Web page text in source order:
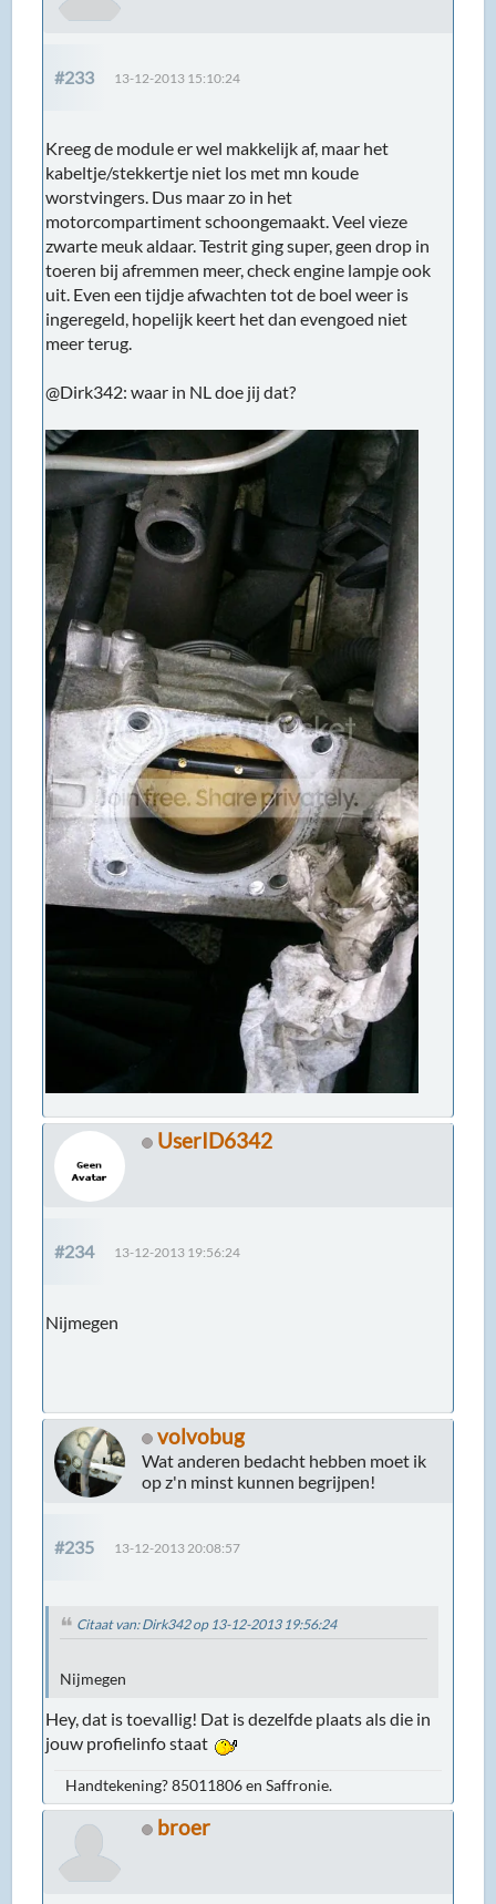
#233 13-12-2013 15:10:24
Kreeg de module er wel makkelijk af, maar het
kabeltje/stekkertje niet los met mn koude
worstvingers. Dus maar zo in het
motorcompartiment schoongemaakt. Veel vieze
zwarte meuk aldaar. Testrit ging super, geen drop in
toeren bij afremmen meer, check engine lampje ook
uit. Even een tijdje afwachten tot de boel weer is
ingeregeld, hopelijk keert het dan evengoed niet
meer terug.
@Dirk342: waar in NL doe jij dat?
UserID6342
#234 13-12-2013 19:56:24
Nijmegen
volvobug
Wat anderen bedacht hebben moet ik
op z'n minst kunnen begrijpen!
#235 13-12-2013 20:08:57
Citaat van: Dirk342 op 13-12-2013 19:56:24
Nijmegen
Hey, dat is toevallig! Dat is dezelfde plaats als die in
jouw profielinfo staat
Handtekening? 85011806 en Saffronie.
broer